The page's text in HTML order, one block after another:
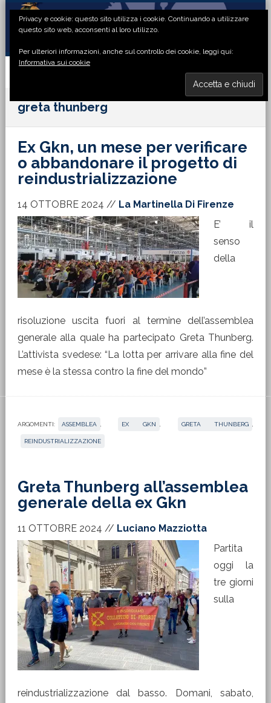
Passa
primaria
Passa
principale
Passa
laterale
Passa
di
greta thunberg
Ex Gkn, un mese per verificare
o abbandonare il progetto di
reindustrializzazione
14 OTTOBRE 2024 // La Martinella Di Firenze
E’ il
senso
della
risoluzione uscita fuori al termine dell’assemblea
generale alla quale ha partecipato Greta Thunberg.
L’attivista svedese: “La lotta per arrivare alla fine del
mese è la stessa contro la fine del mondo”
ARGOMENTI: ASSEMBLEA EX GKN GRETA THUNBERG
REINDUSTRIALIZZAZIONE
Greta Thunberg all’assemblea
generale della ex Gkn
11 OTTOBRE 2024 // Luciano Mazziotta
Partita
oggi la
tre giorni
sulla
reindustrializzazione dal basso. Domani, sabato,
Privacy e cookie: questo sito utilizza i cookie. Continuando a utilizzare
questo sito web, acconsenti al loro utilizzo.
Per ulteriori informazioni, anche sul controllo dei cookie, leggi qui:
Informativa sui cookie